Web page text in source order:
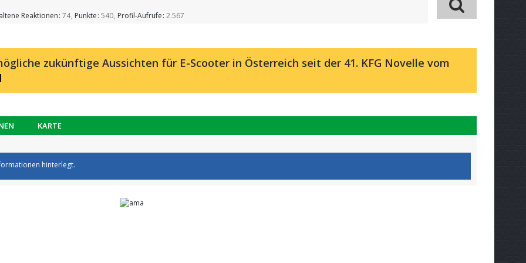
Reaktionen 74 Punkte 540 Profil-Aufrufe 2.567
zukünftige Aussichten für E-Scooter in Österreich seit der 41. KFG Novelle vom
KARTE
hinterlegt.